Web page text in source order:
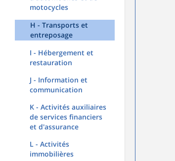
motocycles
H - Transports et
entreposage
I - Hébergement et
restauration
J - Information et
communication
K - Activités auxiliaires
de services financiers
et d'assurance
L - Activités
immobilières